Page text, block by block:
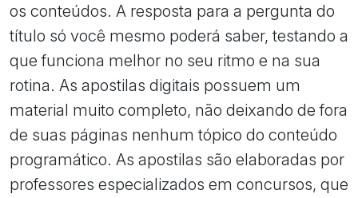
os conteúdos. A resposta para a pergunta do
título só você mesmo poderá saber, testando a
que funciona melhor no seu ritmo e na sua
rotina. As apostilas digitais possuem um
material muito completo, não deixando de fora
de suas páginas nenhum tópico do conteúdo
programático. As apostilas são elaboradas por
professores especializados em concursos, que